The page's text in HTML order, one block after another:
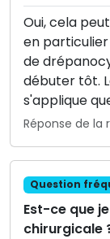
Oui, cela
en
de
débuter tôt.
s'applique
Réponse de la
Question
Est-ce que
chirurgicale